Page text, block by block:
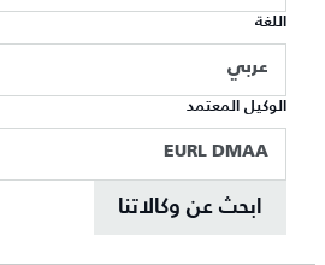
اللغة
عربي
الوكيل المعتمد
EURL DMAA
ابحث عن وكالاتنا